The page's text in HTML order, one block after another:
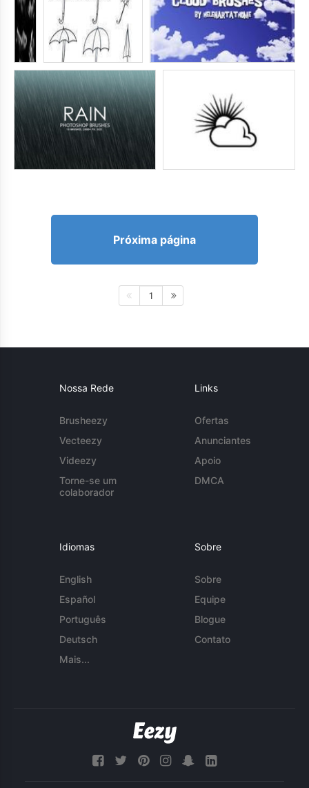
Próxima página
1
Nossa Rede
Brusheezy
Vecteezy
Videezy
Torne-se um
colaborador
Links
Ofertas
Anunciantes
Apoio
DMCA
Idiomas
English
Español
Português
Deutsch
Mais...
Sobre
Sobre
Equipe
Blogue
Contato